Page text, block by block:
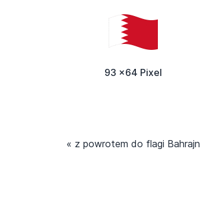
93 x64 Pixel
« z powrotem do flagi Bahrajn